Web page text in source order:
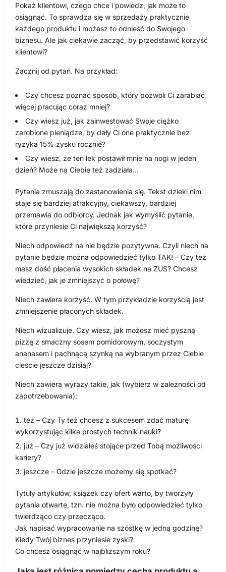
Pokaż klientowi, czego chce i powiedz, jak może to
osiągnąć. To sprawdza się w sprzedaży praktycznie
każdego produktu i możesz to odnieść do Swojego
biznesu. Ale jak ciekawie zacząć, by przedstawić korzyść
klientowi?
Zacznij od pytań. Na przykład:
Czy chcesz poznać sposób, który pozwoli Ci zarabiać
więcej pracując coraz mniej?
Czy wiesz już, jak zainwestować Swoje ciężko
zarobione pieniądze, by dały Ci one praktycznie bez
ryzyka 15% zysku rocznie?
Czy wiesz, że ten lek postawił mnie na nogi w jeden
dzień? Może na Ciebie też zadziała…
Pytania zmuszają do zastanowienia się. Tekst dzieki nim
staje się bardziej atrakcyjny, ciekawszy, bardziej
przemawia do odbiorcy. Jednak jak wymyślić pytanie,
które przyniesie Ci największą korzyść?
Niech odpowiedź na nie będzie pozytywna. Czyli niech na
pytanie będzie można odpowiedzieć tylko TAK! – Czy też
masz dość płacenia wysokich składek na ZUS? Chcesz
wiedzieć, jak je zmniejszyć o połowę?
Niech zawiera korzyść. W tym przykładzie korzyścią jest
zmniejszenie płaconych składek.
Niech wizualizuje. Czy wiesz, jak możesz mieć pyszną
pizzę z smaczny sosem pomidorowym, soczystym
ananasem i pachnącą szynką na wybranym przez Ciebie
cieście jeszcze dzisiaj?
Niech zawiera wyrazy takie, jak (wybierz w zależności od
zapotrzebowania):
też – Czy Ty też chcesz z sukcesem zdać maturę
wykorzystując kilka prostych technik nauki?
już – Czy już widziałeś stojące przed Tobą możliwości
kariery?
jeszcze – Gdzie jeszcze możemy się spotkać?
Tytuły artykułów, książek czy ofert warto, by tworzyły
pytania otwarte, tzn. nie można było odpowiedzieć tylko
twierdząco czy przecząco.
Jak napisać wypracowanie na szóstkę w jedną godzinę?
Kiedy Twój biznes przyniesie zyski?
Co chcesz osiągnąć w najbliższym roku?